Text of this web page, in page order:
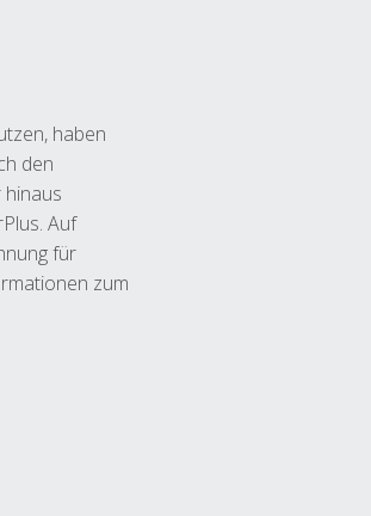
haben
den
hinaus
Auf
für
zum